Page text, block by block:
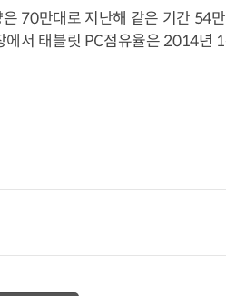
70만대로 지난해 같은 기간 54
서 태블릿 PC점유율은 2014년